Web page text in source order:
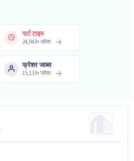
पार्ट टाइम
24,943+जॉब्स
फ्रेशर जाब्स
15,133+जॉब्स